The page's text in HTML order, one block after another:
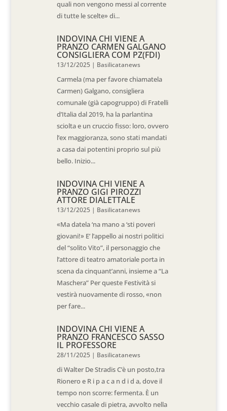
quali non vengono messi al corrente
di tutte le scelte» di...
INDOVINA CHI VIENE A
PRANZO CARMEN GALGANO
CONSIGLIERA COM PZ(FDI)
13/12/2025 | Basilicatanews
Carmela (ma per favore chiamatela
Carmen) Galgano, consigliera
comunale (già capogruppo) di Fratelli
d’Italia dal 2019, ha la parlantina
sciolta e un cruccio fisso: loro, ovvero
l’ex maggioranza, sono stati mandati
a casa dai potentini proprio sul più
bello. Inizio...
INDOVINA CHI VIENE A
PRANZO GIGI PIROZZI
ATTORE DIALETTALE
13/12/2025 | Basilicatanews
«Ma datela ‘na mano a ‘sti poveri
giovani!» E’ l’appello ai nostri politici
del “solito Vito”, il personaggio che
l’attore di teatro amatoriale porta in
scena da cinquant’anni, insieme a “La
Maschera” Per queste Festività si
vestirà nuovamente di rosso, «non
per fare...
INDOVINA CHI VIENE A
PRANZO FRANCESCO SASSO
IL PROFESSORE
28/11/2025 | Basilicatanews
di Walter De Stradis C’è un posto,tra
Rionero e R i p a c a n d i d a, dove il
tempo non scorre: fermenta. È un
vecchio casale di pietra, avvolto nella